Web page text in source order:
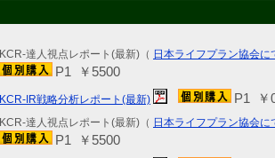
KCR-達人視点レポート(最新)（ 日本ライフプラン協会に
P1 ￥5500
KCR-IR戦略分析レポート(最新) P1 ￥
KCR-達人視点レポート(最新)（ 日本ライフプラン協会に
P1 ￥5500